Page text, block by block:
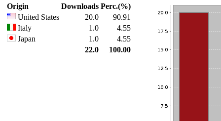
Origin
Downloads Perc.(%)
United States
20.0
90.91
Italy
1.0
4.55
Japan
1.0
4.55
22.0
100.00